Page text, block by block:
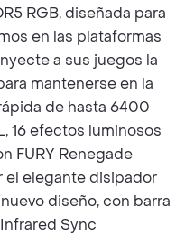
RGB, diseñada para
en las plataformas
a sus juegos la
mantenerse en la
de hasta 6400
16 efectos luminosos
FURY Renegade
el elegante disipador
diseño, con barra
Sync